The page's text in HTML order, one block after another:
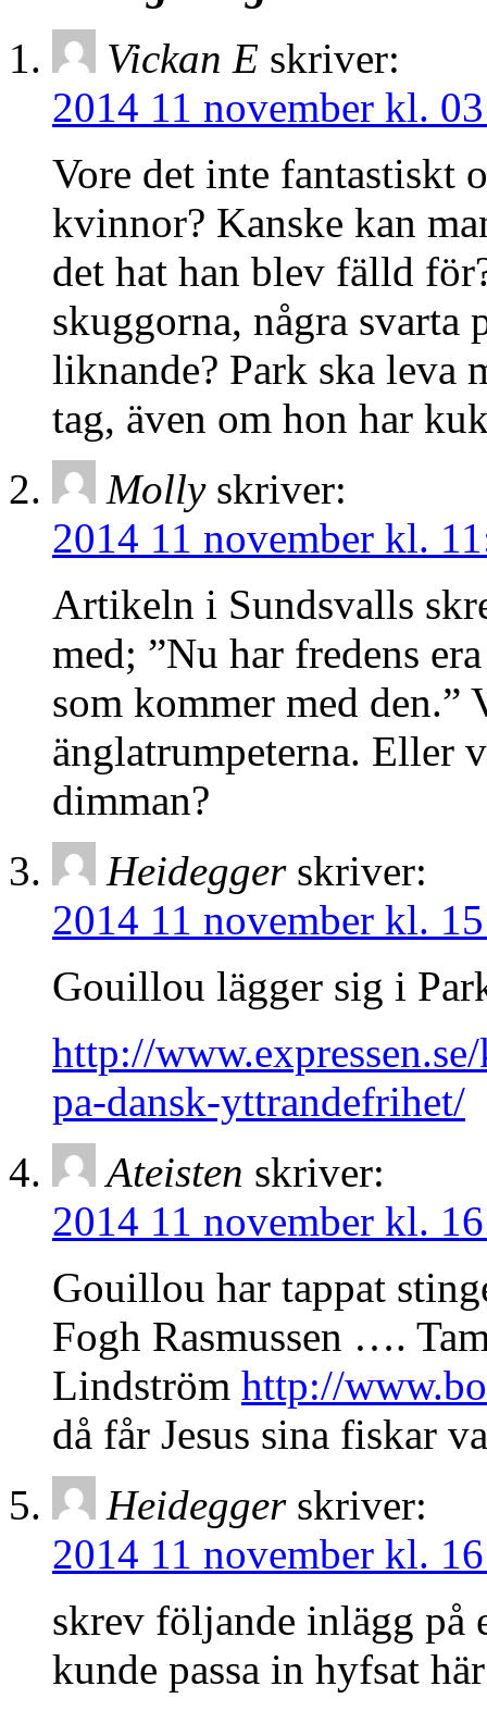
Vickan E skriver:
2014 11 november kl.
Vore det inte fantastiskt
kvinnor? Kanske kan
det hat han blev fälld
skuggorna, några svarta
liknande? Park ska leva
tag, även om hon har
Molly skriver:
2014 11 november kl.
Artikeln i Sundsvalls
med; ”Nu har fredens
som kommer med
änglatrumpeterna. Eller
dimman?
Heidegger skriver:
2014 11 november kl.
Gouillou lägger sig i
http://
pa-dansk-yttrandefrihet/
Ateisten skriver:
2014 11 november kl.
Gouillou har tappat
Fogh Rasmussen ….
Lindström http://
då får Jesus sina fiskar
Heidegger skriver:
2014 11 november kl.
skrev följande inlägg på
kunde passa in hyfsat